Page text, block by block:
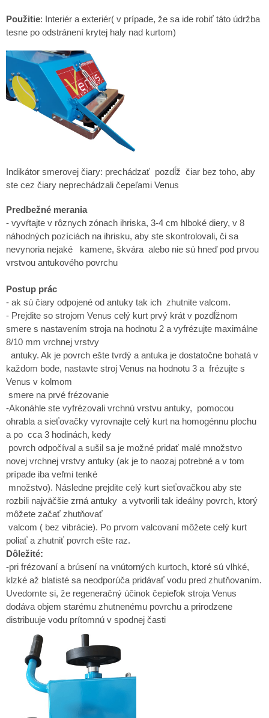
Použitie: Interiér a exteriér( v prípade, že sa ide robiť táto údržba
tesne po odstránení krytej haly nad kurtom)
Indikátor smerovej čiary: prechádzať pozdĺž čiar bez toho, aby
ste cez čiary neprechádzali čepeľami Venus
Predbežné merania
- vyvŕtajte v rôznych zónach ihriska, 3-4 cm hlboké diery, v 8
náhodných pozíciách na ihrisku, aby ste skontrolovali, či sa
nevynoria nejaké kamene, škvára alebo nie sú hneď pod prvou
vrstvou antukového povrchu
Postup prác
- ak sú čiary odpojené od antuky tak ich zhutnite valcom.
- Prejdite so strojom Venus celý kurt prvý krát v pozdĺžnom
smere s nastavením stroja na hodnotu 2 a vyfrézujte maximálne
8/10 mm vrchnej vrstvy
antuky. Ak je povrch ešte tvrdý a antuka je dostatočne bohatá v
každom bode, nastavte stroj Venus na hodnotu 3 a frézujte s
Venus v kolmom
smere na prvé frézovanie
-Akonáhle ste vyfrézovali vrchnú vrstvu antuky, pomocou
ohrabla a sieťovačky vyrovnajte celý kurt na homogénnu plochu
a po cca 3 hodinách, kedy
povrch odpočíval a sušil sa je možné pridať malé množstvo
novej vrchnej vrstvy antuky (ak je to naozaj potrebné a v tom
prípade iba veľmi tenké
množstvo). Následne prejdite celý kurt sieťovačkou aby ste
rozbili najväčšie zrná antuky a vytvorili tak ideálny povrch, ktorý
môžete začať zhutňovať
valcom ( bez vibrácie). Po prvom valcovaní môžete celý kurt
poliať a zhutniť povrch ešte raz.
Dôležité:
-pri frézovaní a brúsení na vnútorných kurtoch, ktoré sú vlhké,
klzké až blatisté sa neodporúča pridávať vodu pred zhutňovaním.
Uvedomte si, že regeneračný účinok čepieľok stroja Venus
dodáva objem starému zhutnenému povrchu a prirodzene
distribuuje vodu prítomnú v spodnej časti